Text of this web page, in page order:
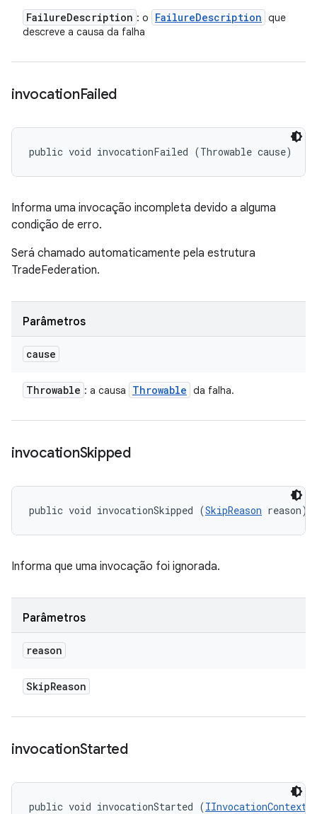
FailureDescription : o FailureDescription que
descreve a causa da falha
invocationFailed
public void invocationFailed (Throwable cause)
Informa uma invocação incompleta devido a alguma
condição de erro.
Será chamado automaticamente pela estrutura
TradeFederation.
Parâmetros
cause
Throwable : a causa Throwable da falha.
invocationSkipped
public void invocationSkipped (SkipReason reason)
Informa que uma invocação foi ignorada.
Parâmetros
reason
SkipReason
invocationStarted
public void invocationStarted (IInvocationContext